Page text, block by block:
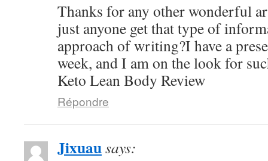
Thanks for any other wonderful
just anyone get that type of
approach of writing?I have a
week, and I am on the look for
Keto Lean Body Review
Répondre
Jixuausays: